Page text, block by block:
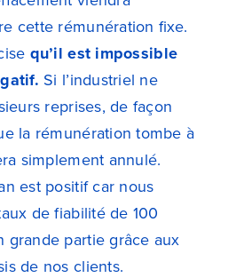
cette rémunération fixe.
qu’il est impossible
Si l’industriel ne
reprises, de façon
la rémunération tombe à
simplement annulé.
est positif car nous
de fiabilité de 100
grande partie grâce aux
de nos clients.